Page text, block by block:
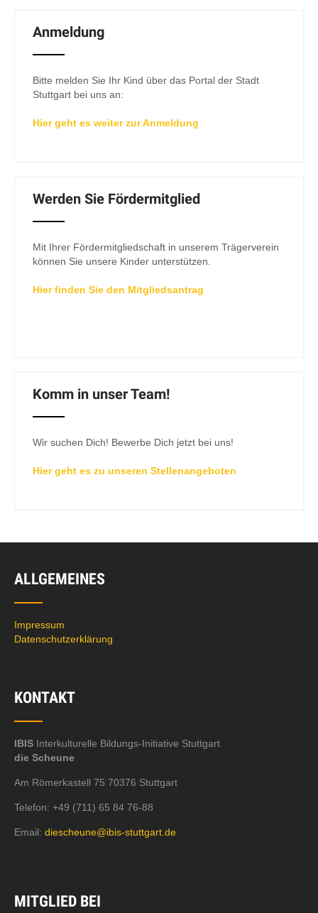
Anmeldung
Bitte melden Sie Ihr Kind über das Portal der Stadt
Stuttgart bei uns an:
Hier geht es weiter zur Anmeldung
Werden Sie Fördermitglied
Mit Ihrer Fördermitgliedschaft in unserem Trägerverein
können Sie unsere Kinder unterstützen.
Hier finden Sie den Mitgliedsantrag
Komm in unser Team!
Wir suchen Dich! Bewerbe Dich jetzt bei uns!
Hier geht es zu unseren Stellenangeboten
ALLGEMEINES
Impressum
Datenschutzerklärung
KONTAKT
IBIS Interkulturelle Bildungs-Initiative Stuttgart
die Scheune
Am Römerkastell 75 70376 Stuttgart
Telefon: +49 (711) 65 84 76-88
Email: diescheune@ibis-stuttgart.de
MITGLIED BEI